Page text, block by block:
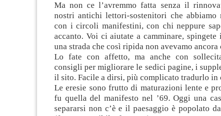
Ma non ce l’avremmo fatta senza il
nostri antichi lettori-sostenitori che
con i circoli manifestini, con chi neppure
accanto. Voi ci aiutate a camminare, spingete
una strada che così ripida non avevamo
Lo fate con affetto, ma anche con
consigli per migliorare le sedici pagine, i
il sito. Facile a dirsi, più complicato tradurlo in
Le eresie sono frutto di maturazioni lente e
fu quella del manifesto nel ’69. Oggi una
separarsi non c’è e il paesaggio è popolato